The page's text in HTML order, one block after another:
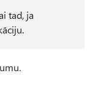
tad, ja